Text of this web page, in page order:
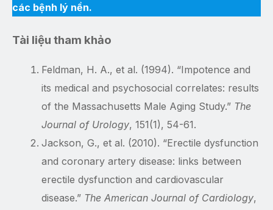
các bệnh lý nền.
Tài liệu tham khảo
Feldman, H. A., et al. (1994). “Impotence and
its medical and psychosocial correlates: results
of the Massachusetts Male Aging Study.” The
Journal of Urology, 151(1), 54-61.
Jackson, G., et al. (2010). “Erectile dysfunction
and coronary artery disease: links between
erectile dysfunction and cardiovascular
disease.” The American Journal of Cardiology,